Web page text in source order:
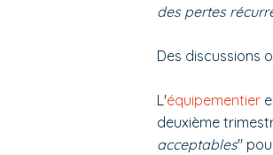
des pertes
Des discussions
L'équipementier
deuxième
acceptables"